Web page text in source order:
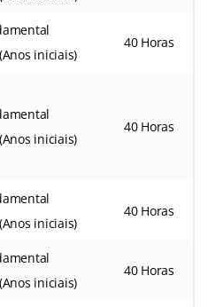
iniciais)
40 Horas
iniciais)
40 Horas
iniciais)
40 Horas
iniciais)
40 Horas